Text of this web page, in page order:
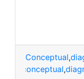
Conceptual,
conceptual,